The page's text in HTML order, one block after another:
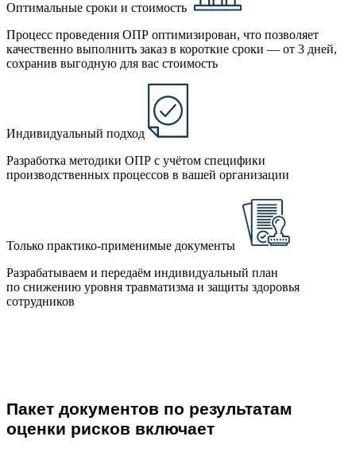
Оптимальные сроки и стоимость
Процесс проведения ОПР оптимизирован, что позволяет
качественно выполнить заказ в короткие сроки — от 3 дней,
сохранив выгодную для вас стоимость
Индивидуальный подход
Разработка методики ОПР с учётом специфики
производственных процессов в вашей организации
Только практико-применимые документы
Разрабатываем и передаём индивидуальный план
по снижению уровня травматизма и защиты здоровья
сотрудников
Пакет документов по результатам
оценки рисков включает